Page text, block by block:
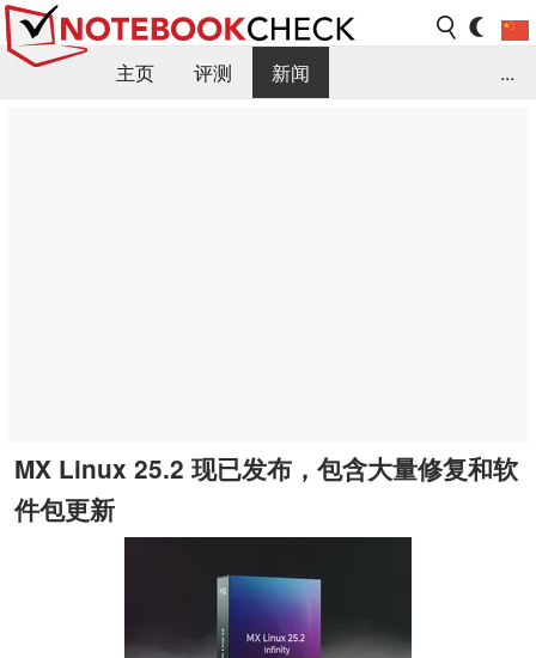
主页 评测
新闻
...
MX Linux 25.2 现已发布，包含大量修复和软
件包更新